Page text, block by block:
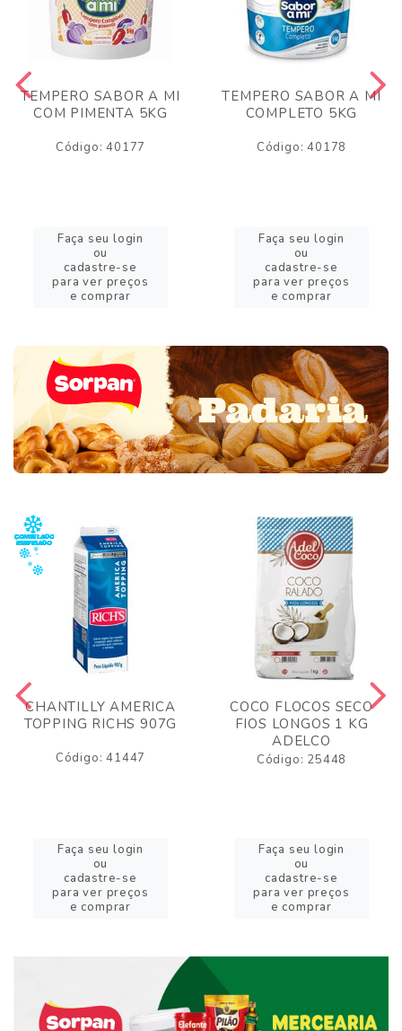
TEMPERO SABOR A MI
COM PIMENTA 5KG
Código: 40177
Faça seu login
ou
cadastre-se
para ver preços
e comprar
TEMPERO SABOR A MI
COMPLETO 5KG
Código: 40178
Faça seu login
ou
cadastre-se
para ver preços
e comprar
CHANTILLY AMERICA
TOPPING RICHS 907G
Código: 41447
Faça seu login
ou
cadastre-se
para ver preços
e comprar
COCO FLOCOS SECO
FIOS LONGOS 1 KG
ADELCO
Código: 25448
Faça seu login
ou
cadastre-se
para ver preços
e comprar